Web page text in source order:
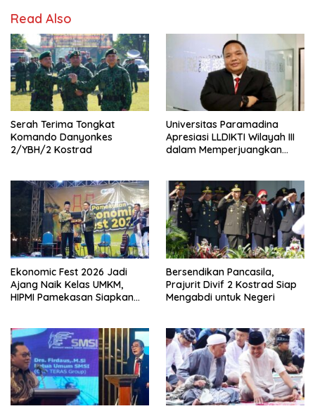
Read Also
Serah Terima Tongkat
Komando Danyonkes
2/YBH/2 Kostrad
Universitas Paramadina
Apresiasi LLDIKTI Wilayah III
dalam Memperjuangkan
Ekonomic Fest 2026 Jadi
Ajang Naik Kelas UMKM,
HIPMI Pamekasan Siapkan
Bersendikan Pancasila,
Prajurit Divif 2 Kostrad Siap
Mengabdi untuk Negeri